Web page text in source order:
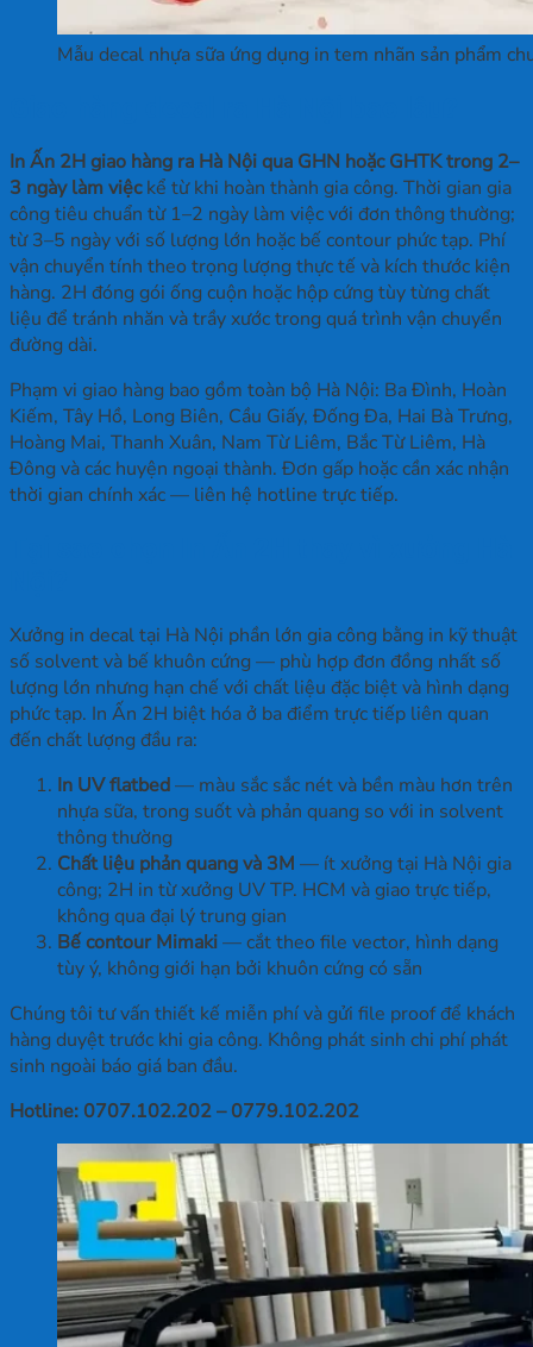
Mẫu decal nhựa sữa ứng dụng in tem nhãn sản phẩm
In Ấn 2H giao hàng ra Hà Nội qua GHN hoặc GHTK trong 2–
3 ngày làm việckể từ khi hoàn thành gia công. Thời gian gia
công tiêu chuẩn từ 1–2 ngày làm việc với đơn thông thường;
từ 3–5 ngày với số lượng lớn hoặc bế contour phức tạp. Phí
vận chuyển tính theo trọng lượng thực tế và kích thước kiện
hàng. 2H đóng gói ống cuộn hoặc hộp cứng tùy từng chất
liệu để tránh nhăn và trầy xước trong quá trình vận chuyển
đường dài.
Phạm vi giao hàng bao gồm toàn bộ Hà Nội: Ba Đình, Hoàn
Kiếm, Tây Hồ, Long Biên, Cầu Giấy, Đống Đa, Hai Bà Trưng,
Hoàng Mai, Thanh Xuân, Nam Từ Liêm, Bắc Từ Liêm, Hà
Đông và các huyện ngoại thành. Đơn gấp hoặc cần xác nhận
thời gian chính xác — liên hệ hotline trực tiếp.
Xưởng in decal tại Hà Nội phần lớn gia công bằng in kỹ thuật
số solvent và bế khuôn cứng — phù hợp đơn đồng nhất số
lượng lớn nhưng hạn chế với chất liệu đặc biệt và hình dạng
phức tạp. In Ấn 2H biệt hóa ở ba điểm trực tiếp liên quan
đến chất lượng đầu ra:
In UV flatbed— màu sắc sắc nét và bền màu hơn trên
nhựa sữa, trong suốt và phản quang so với in solvent
thông thường
Chất liệu phản quang và 3M — ít xưởng tại Hà Nội gia
công; 2H in từ xưởng UV TP. HCM và giao trực tiếp,
không qua đại lý trung gian
Bế contour Mimaki— cắt theo file vector, hình dạng
tùy ý, không giới hạn bởi khuôn cứng có sẵn
Chúng tôi tư vấn thiết kế miễn phí và gửi file proof để khách
hàng duyệt trước khi gia công. Không phát sinh chi phí phát
sinh ngoài báo giá ban đầu.
Hotline: 0707.102.202 – 0779.102.202